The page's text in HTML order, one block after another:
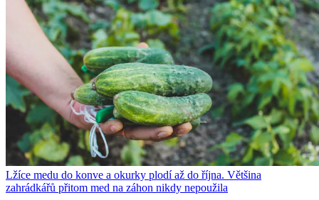
Lžíce medu do konve a okurky plodí až do října. Většina
zahrádkářů přitom med na záhon nikdy nepoužila